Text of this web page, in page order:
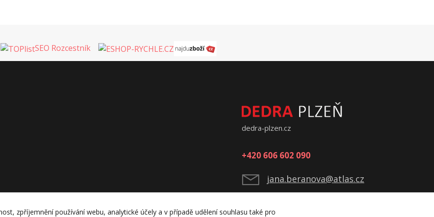
SEO Rozcestník
dedra-plzen.cz
+420 606 602 090
jana.beranova@atlas.cz
zpříjemnění používání webu, analytické účely a v případě udělení souhlasu také pro